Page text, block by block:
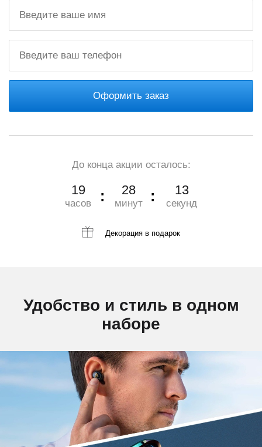
Оформить заказ
До конца акции осталось:
19
часов
28
минут
11
секунд
Декорация в подарок
Удобство и стиль в одном
наборе